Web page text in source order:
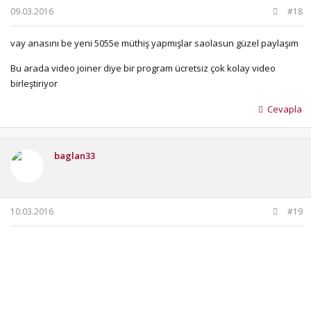
09.03.2016 #18
vay anasını be yeni 5055e müthiş yapmışlar saolasun güzel paylaşım
Bu arada video joiner diye bir program ücretsiz çok kolay video
birleştiriyor
Cevapla
baglan33
10.03.2016 #19